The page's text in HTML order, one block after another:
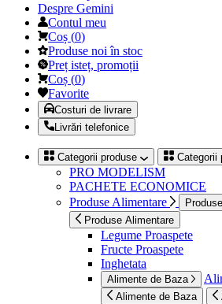
Despre Gemini
Contul meu
Coș (0)
Produse noi în stoc
Preț isteț, promoții
Coș (0)
Favorite
Costuri de livrare
Livrări telefonice
Categorii produse Categorii
PRO MODELISM
PACHETE ECONOMICE
Produse Alimentare
Produse Alimentare
Legume Proaspete
Fructe Proaspete
Inghetata
Alimente de Baza
Alimente de Baza